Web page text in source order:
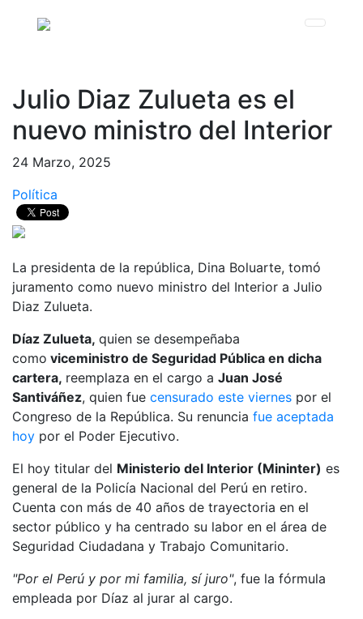
Julio Diaz Zulueta es el
nuevo ministro del Interior
24 Marzo, 2025
Política
La presidenta de la república, Dina Boluarte, tomó
juramento como nuevo ministro del Interior a Julio
Diaz Zulueta.
Díaz Zulueta, quien se desempeñaba
como viceministro de Seguridad Pública en dicha
cartera, reemplaza en el cargo a Juan José
Santiváñez, quien fue censurado este viernes por el
Congreso de la República. Su renuncia fue aceptada
hoy por el Poder Ejecutivo.
El hoy titular del Ministerio del Interior (Mininter) es
general de la Policía Nacional del Perú en retiro.
Cuenta con más de 40 años de trayectoria en el
sector público y ha centrado su labor en el área de
Seguridad Ciudadana y Trabajo Comunitario.
"Por el Perú y por mi familia, sí juro", fue la fórmula
empleada por Díaz al jurar al cargo.